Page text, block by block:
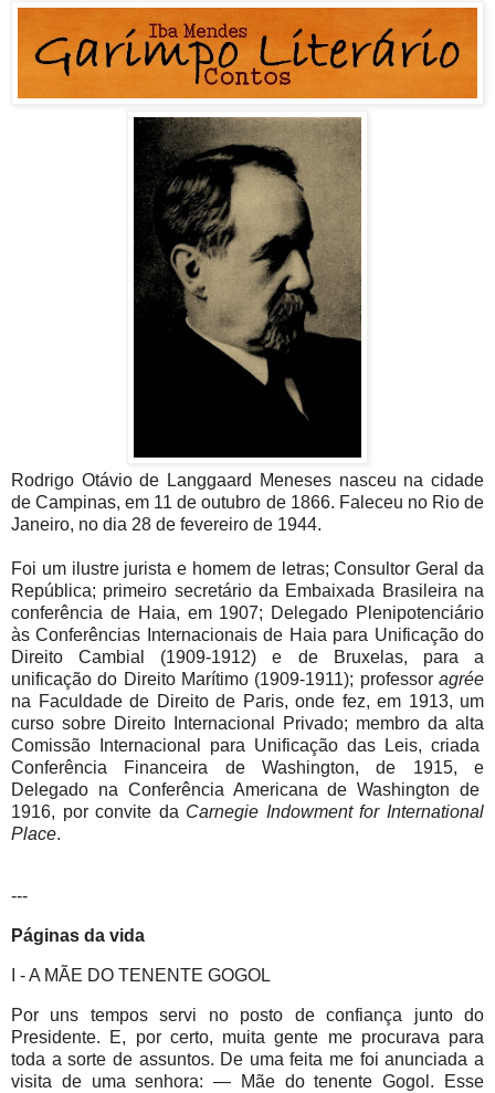
Rodrigo Otávio de Langgaard Meneses nasceu na cidade
de Campinas, em 11 de outubro de 1866. Faleceu no Rio de
Janeiro, no dia 28 de fevereiro de 1944.
Foi um ilustre jurista e homem de letras; Consultor Geral da
República; primeiro secretário da Embaixada Brasileira na
conferência de Haia, em 1907; Delegado Plenipotenciário
às Conferências Internacionais de Haia para Unificação do
Direito Cambial (1909-1912) e de Bruxelas, para a
unificação do Direito Marítimo (1909-1911); professor agrée
na Faculdade de Direito de Paris, onde fez, em 1913, um
curso sobre Direito Internacional Privado; membro da alta
Comissão Internacional para Unificação das Leis, criada
Conferência Financeira de Washington, de 1915, e
Delegado na Conferência Americana de Washington de
1916, por convite da Carnegie Indowment for International
Place.
---
Páginas da vida
I - A MÃE DO TENENTE GOGOL
Por uns tempos servi no posto de confiança junto do
Presidente. E, por certo, muita gente me procurava para
toda a sorte de assuntos. De uma feita me foi anunciada a
visita de uma senhora: — Mãe do tenente Gogol. Esse